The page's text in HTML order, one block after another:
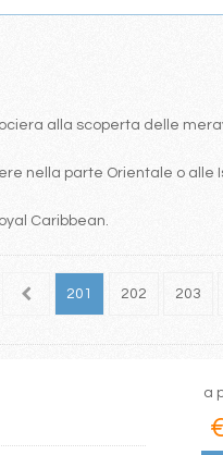
alla scoperta delle
nella parte Orientale o alle
Caribbean.
200 201 202 203
a